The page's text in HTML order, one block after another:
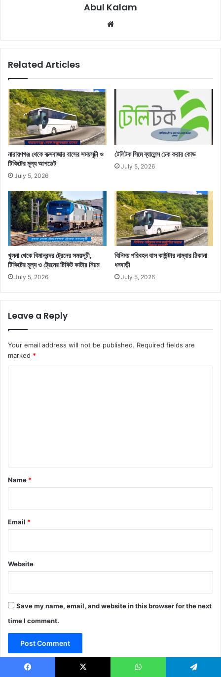
Abul Kalam
Related Articles
নারায়ণগঞ্জ থেকে কক্সবাজার বাসের সময়সূচী ও
টিকিটের মূল্য আপডেট
July 5, 2026
টেলিটক সিমে ব্যালেন্স চেক করার কোড
July 5, 2026
খুলনা থেকে বিমানবন্দর ট্রেনের সময়সূচী,
টিকিটের মূল্য ও ট্রেনের টিকিট কাটার নিয়ম
July 5, 2026
বিনিময় পরিবহন বাস কাউন্টার নাম্বার ঠিকানা
ধনবাড়ী
July 5, 2026
Leave a Reply
Your email address will not be published. Required fields are
marked *
*
Name *
Email *
Website
Save my name, email, and website in this browser for the next
time I comment.